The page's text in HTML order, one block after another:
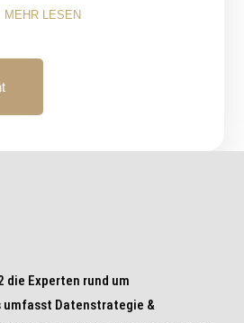
MEHR LESEN
die Experten rund um
umfasst Datenstrategie &